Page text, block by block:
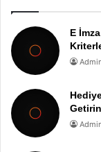
E
Getirin